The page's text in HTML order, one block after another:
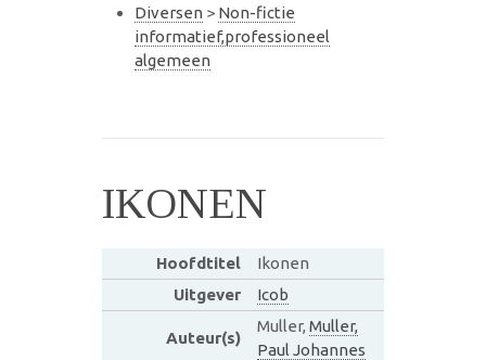
Diversen > Non-fictie
informatief,professioneel
algemeen
IKONEN
Hoofdtitel
Ikonen
Uitgever
Icob
Auteur(s)
Muller, Muller,
Paul Johannes